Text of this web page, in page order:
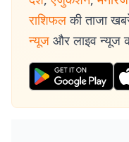
राशिफल की ताजा
न्यूज और लाइव न्यूज